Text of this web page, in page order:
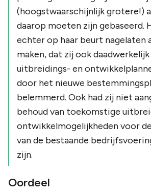
(hoogstwaarschijnlijk grotere!)
daarop moeten zijn gebaseerd.
echter op haar beurt nagelaten
maken, dat zij ook
uitbreidings- en
door het nieuwe
belemmerd. Ook had zij niet
behoud van toekomstige
ontwikkelmogelijkheden voor
van de bestaande
zijn.
Oordeel